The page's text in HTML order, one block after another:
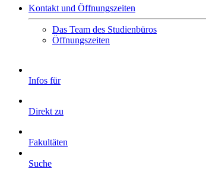
Kontakt und Öffnungszeiten
Das Team des Studienbüros
Öffnungszeiten
Infos für
Direkt zu
Fakultäten
Suche